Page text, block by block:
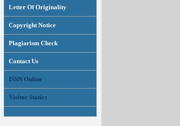
Letter Of Originality
Copyright Notice
Plagiarism Check
Contact Us
ISSN Online
Visitor Statics